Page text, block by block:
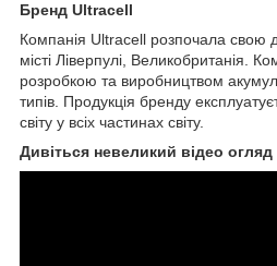
Бренд Ultracell
Компанія Ultracell розпочала свою
місті Ліверпулі, Великобританія.
розробкою та виробництвом
типів. Продукція бренду
світу у всіх частинах світу.
Дивіться невеликий відео огляд